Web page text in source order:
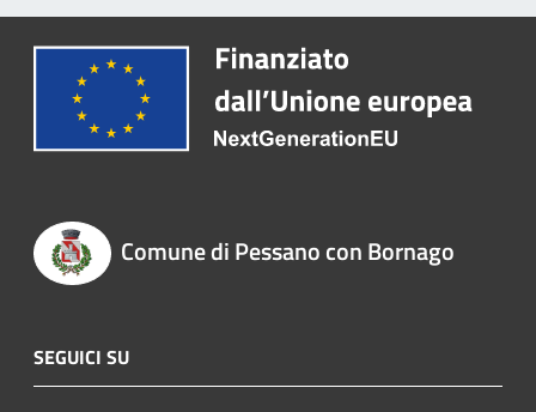
Comune di Pessano con Bornago
SEGUICI SU